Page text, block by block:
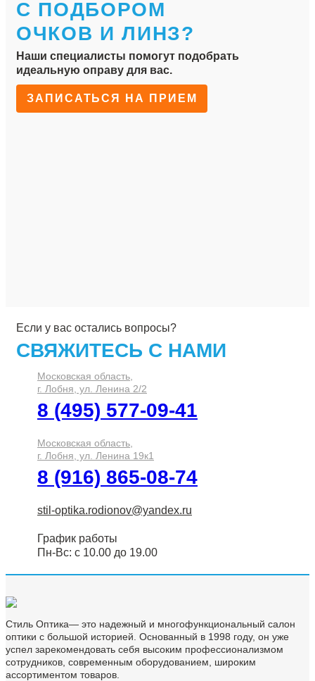
С ПОДБОРОМ
ОЧКОВ И ЛИНЗ?
Наши специалисты помогут подобрать
идеальную оправу для вас.
ЗАПИСАТЬСЯ НА ПРИЕМ
Если у вас остались вопросы?
СВЯЖИТЕСЬ С НАМИ
Московская область,
г. Лобня, ул. Ленина 2/2
8 (495) 577-09-41
Московская область,
г. Лобня, ул. Ленина 19к1
8 (916) 865-08-74
stil-optika.rodionov@yandex.ru
График работы
Пн-Вс: с 10.00 до 19.00
Стиль Оптика— это надежный и многофункциональный салон
оптики с большой историей. Основанный в 1998 году, он уже
успел зарекомендовать себя высоким профессионализмом
сотрудников, современным оборудованием, широким
ассортиментом товаров.